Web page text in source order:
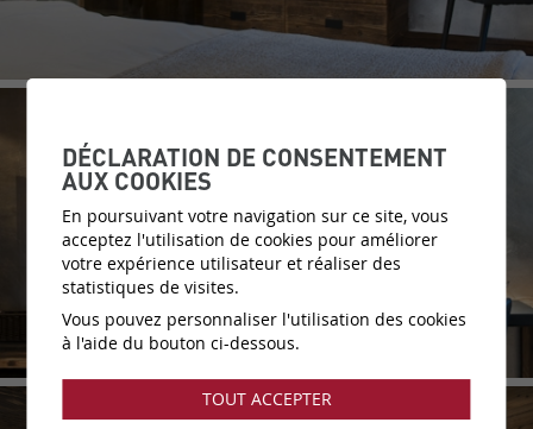
DÉCLARATION DE CONSENTEMENT
AUX COOKIES
En poursuivant votre navigation sur ce site, vous
acceptez l'utilisation de cookies pour améliorer
votre expérience utilisateur et réaliser des
statistiques de visites.
Vous pouvez personnaliser l'utilisation des cookies
à l'aide du bouton ci-dessous.
TOUT ACCEPTER